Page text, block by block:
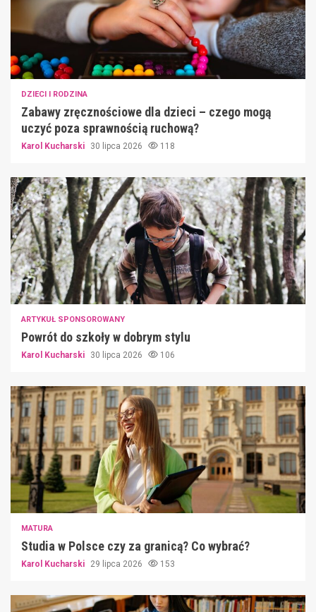
DZIECI I RODZINA
Zabawy zręcznościowe dla dzieci – czego mogą
uczyć poza sprawnością ruchową?
Karol Kucharski 30 lipca 2026 118
ARTYKUŁ SPONSOROWANY
Powrót do szkoły w dobrym stylu
Karol Kucharski 30 lipca 2026 106
MATURA
Studia w Polsce czy za granicą? Co wybrać?
Karol Kucharski 29 lipca 2026 153